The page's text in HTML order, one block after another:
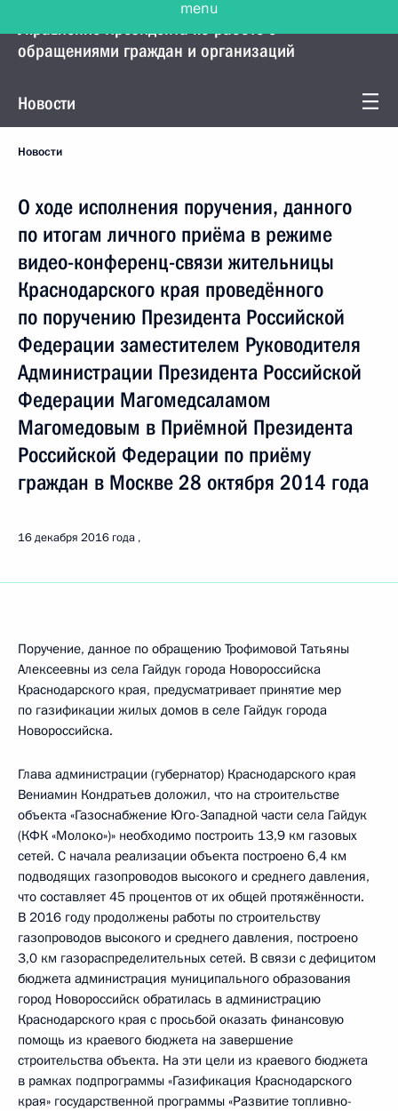
Управление Президента по работе с
обращениями граждан и организаций
Новости
Новости
О ходе исполнения поручения, данного
по итогам личного приёма в режиме
видео-конференц-связи жительницы
Краснодарского края проведённого
по поручению Президента Российской
Федерации заместителем Руководителя
Администрации Президента Российской
Федерации Магомедсаламом
Магомедовым в Приёмной Президента
Российской Федерации по приёму
граждан в Москве 28 октября 2014 года
16 декабря 2016 года
Поручение, данное по обращению Трофимовой Татьяны
Алексеевны из села Гайдук города Новороссийска
Краснодарского края, предусматривает принятие мер
по газификации жилых домов в селе Гайдук города
Новороссийска.
Глава администрации (губернатор) Краснодарского края
Вениамин Кондратьев доложил, что на строительстве
объекта «Газоснабжение Юго-Западной части села Гайдук
(КФК «Молоко»)» необходимо построить 13,9 км газовых
сетей. С начала реализации объекта построено 6,4 км
подводящих газопроводов высокого и среднего давления,
что составляет 45 процентов от их общей протяжённости.
В 2016 году продолжены работы по строительству
газопроводов высокого и среднего давления, построено
3,0 км газораспределительных сетей. В связи с дефицитом
бюджета администрация муниципального образования
город Новороссийск обратилась в администрацию
Краснодарского края с просьбой оказать финансовую
помощь из краевого бюджета на завершение
строительства объекта. На эти цели из краевого бюджета
в рамках подпрограммы «Газификация Краснодарского
края» государственной программы «Развитие топливно-